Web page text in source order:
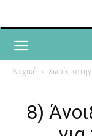
Αρχική Χωρίς
8)